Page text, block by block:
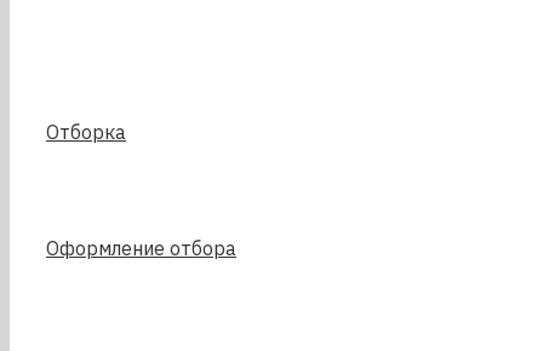
Отборка
Оформление отбора